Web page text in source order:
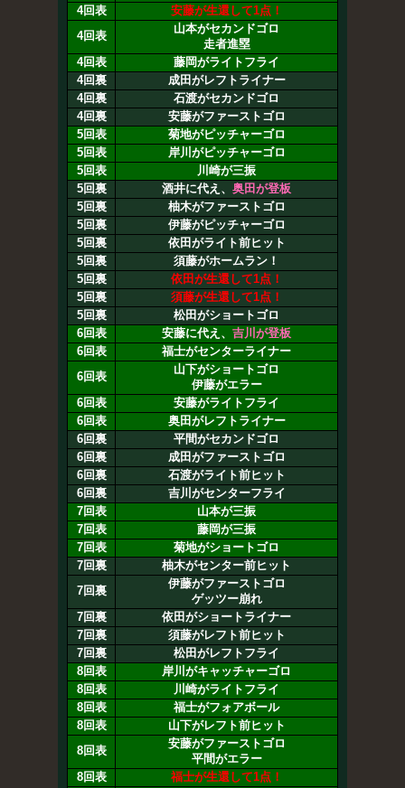
4回表
安藤が生還して1点！
4回表
山本がセカンドゴロ
走者進塁
4回表
藤岡がライトフライ
4回裏
成田がレフトライナー
4回裏
石渡がセカンドゴロ
4回裏
安藤がファーストゴロ
5回表
菊地がピッチャーゴロ
5回表
岸川がピッチャーゴロ
5回表
川崎が三振
5回裏
酒井に代え、 奥田が登板
5回裏
柚木がファーストゴロ
5回裏
伊藤がピッチャーゴロ
5回裏
依田がライト前ヒット
5回裏
須藤がホームラン！
5回裏
依田が生還して1点！
5回裏
須藤が生還して1点！
5回裏
松田がショートゴロ
6回表
安藤に代え、 吉川が登板
6回表
福士がセンターライナー
6回表
山下がショートゴロ
伊藤がエラー
6回表
安藤がライトフライ
6回表
奥田がレフトライナー
6回裏
平間がセカンドゴロ
6回裏
成田がファーストゴロ
6回裏
石渡がライト前ヒット
6回裏
吉川がセンターフライ
7回表
山本が三振
7回表
藤岡が三振
7回表
菊地がショートゴロ
7回裏
柚木がセンター前ヒット
7回裏
伊藤がファーストゴロ
ゲッツー崩れ
7回裏
依田がショートライナー
7回裏
須藤がレフト前ヒット
7回裏
松田がレフトフライ
8回表
岸川がキャッチャーゴロ
8回表
川崎がライトフライ
8回表
福士がフォアボール
8回表
山下がレフト前ヒット
8回表
安藤がファーストゴロ
平間がエラー
8回表
福士が生還して1点！